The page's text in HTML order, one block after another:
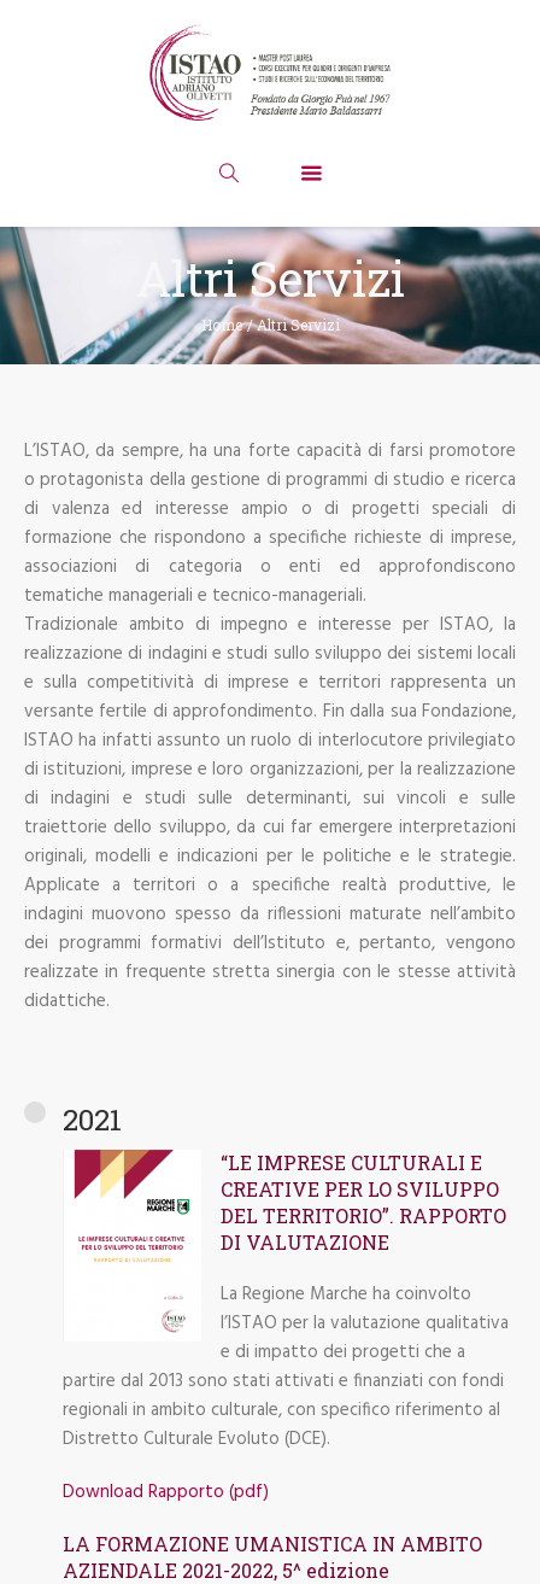
Altri Servizi
Home /Altri Servizi
L’ISTAO, da sempre, ha una forte capacità di farsi promotore
o protagonista della gestione di programmi di studio e ricerca
di valenza ed interesse ampio o di progetti speciali di
formazione che rispondono a specifiche richieste di imprese,
associazioni di categoria o enti ed approfondiscono
tematiche manageriali e tecnico-manageriali.
Tradizionale ambito di impegno e interesse per ISTAO, la
realizzazione di indagini e studi sullo sviluppo dei sistemi locali
e sulla competitività di imprese e territori rappresenta un
versante fertile di approfondimento. Fin dalla sua Fondazione,
ISTAO ha infatti assunto un ruolo di interlocutore privilegiato
di istituzioni, imprese e loro organizzazioni, per la realizzazione
di indagini e studi sulle determinanti, sui vincoli e sulle
traiettorie dello sviluppo, da cui far emergere interpretazioni
originali, modelli e indicazioni per le politiche e le strategie.
Applicate a territori o a specifiche realtà produttive, le
indagini muovono spesso da riflessioni maturate nell’ambito
dei programmi formativi dell’Istituto e, pertanto, vengono
realizzate in frequente stretta sinergia con le stesse attività
didattiche.
2021
“LE IMPRESE CULTURALI E
CREATIVE PER LO SVILUPPO
DEL TERRITORIO”. RAPPORTO
DI VALUTAZIONE
La Regione Marche ha coinvolto
l’ISTAO per la valutazione qualitativa
e di impatto dei progetti che a
partire dal 2013 sono stati attivati e finanziati con fondi
regionali in ambito culturale, con specifico riferimento al
Distretto Culturale Evoluto (DCE).
Download Rapporto (pdf)
LA FORMAZIONE UMANISTICA IN AMBITO
AZIENDALE 2021-2022, 5^ edizione